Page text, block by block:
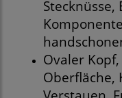
Stecknüsse,
Ovaler
Oberfläche,